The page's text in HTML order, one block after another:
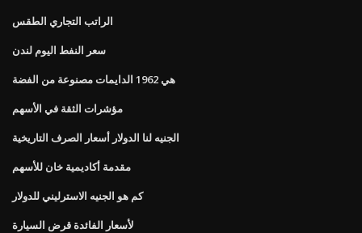
الراتب التجاري الطقس
سعر النفط اليوم لندن
هي 1962 الدايمات مصنوعة من الفضة
مؤشرات الثقة في الأسهم
الجنيه لنا الدولار أسعار الصرف التاريخية
مقدمة أكاديمية خان للأسهم
كم هو الجنيه الاسترليني للدولار
لأسعار الفائدة قرض السيارة